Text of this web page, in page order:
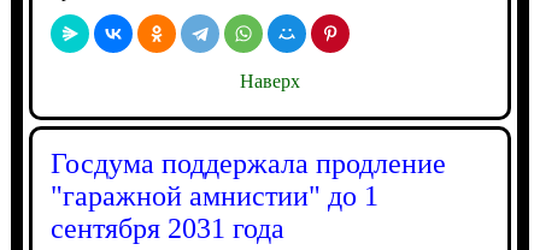
Наверх
Госдума поддержала продление
"гаражной амнистии" до 1
сентября 2031 года